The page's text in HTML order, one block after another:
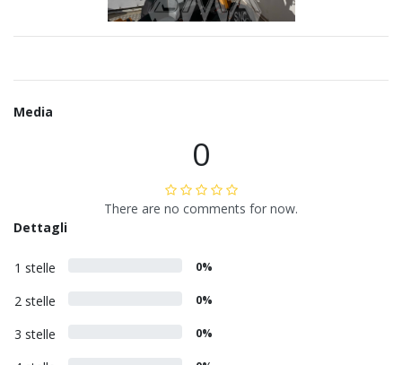
Media
0
There are no comments for now.
Dettagli
1 stelle 0%
2 stelle 0%
3 stelle 0%